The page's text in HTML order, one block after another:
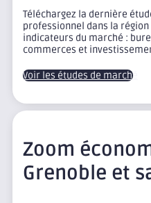
Téléchargez la dernière
professionnel dans la
indicateurs du marché :
commerces et
Voir les études de marché
Zoom
Grenoble et